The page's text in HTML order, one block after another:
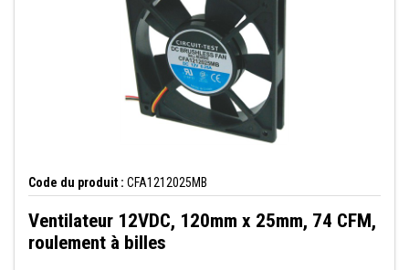
Code du produit : CFA1212025MB
Ventilateur 12VDC, 120mm x 25mm, 74 CFM,
roulement à billes